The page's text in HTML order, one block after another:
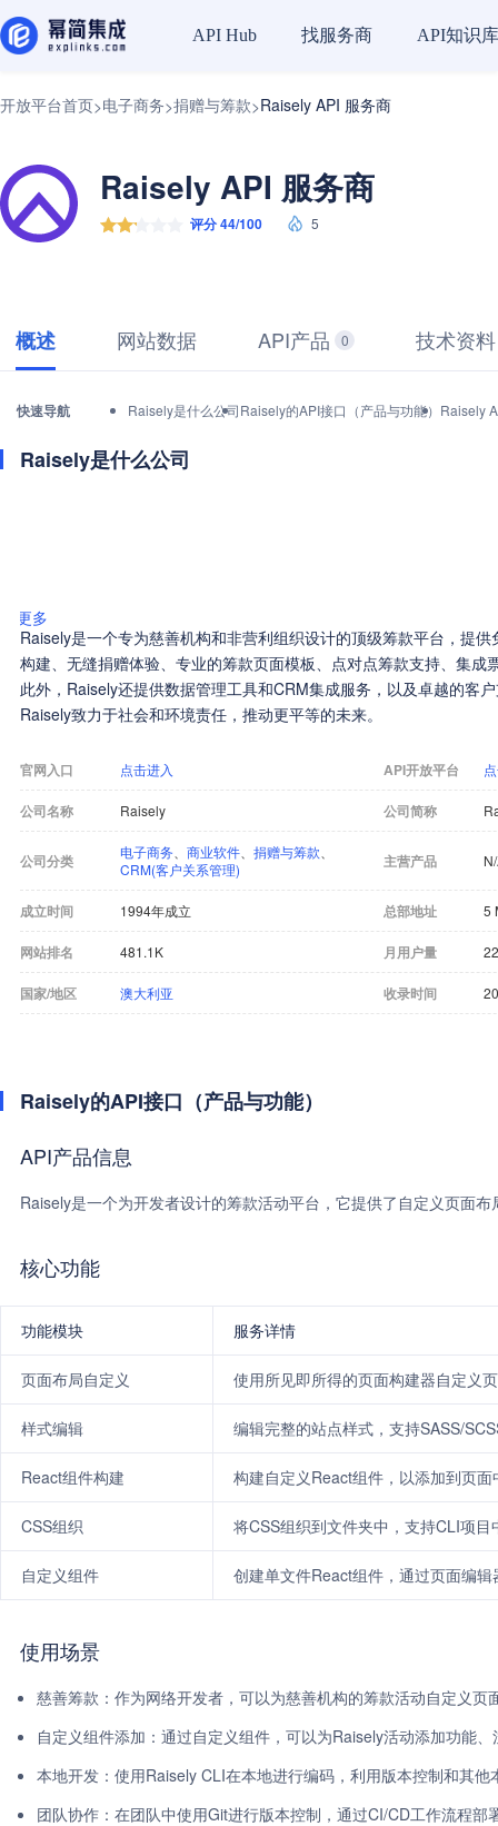
API Hub 找服务商 API知识库
开放平台首页>电子商务>捐赠与筹款>Raisely API 服务商
Raisely API 服务商
评分 44/100 5
概述 网站数据 API产品 0 技术资料
快速导航 Raisely是什么公司Raisely的API接口（产品与功能） Raisely
Raisely是什么公司
更多
Raisely是一个专为慈善机构和非营利组织设计的顶级筹款平台，提
构建、无缝捐赠体验、专业的筹款页面模板、点对点筹款支持、集成
此外，Raisely还提供数据管理工具和CRM集成服务，以及卓越的客
Raisely致力于社会和环境责任，推动更平等的未来。
官网入口 点击进入 API开放平台
公司名称 Raisely 公司简称
公司分类 电子商务 商业软件 捐赠与筹款
CRM(客户关系管理)
主营产品
成立时间 1994年成立 总部地址 5
网站排名 481.1K 月用户量
国家/地区 澳大利亚 收录时间
Raisely的API接口（产品与功能）
API产品信息
Raisely是一个为开发者设计的筹款活动平台，它提供了自定义页面
核心功能
功能模块 服务详情
页面布局自定义 使用所见即所得的页面构建器自定义
样式编辑 编辑完整的站点样式，支持SASS/
React组件构建 构建自定义React组件，以添加到页面
CSS组织 将CSS组织到文件夹中，支持CLI项
自定义组件 创建单文件React组件，通过页面编
使用场景
慈善筹款：作为网络开发者，可以为慈善机构的筹款活动自定义页
自定义组件添加：通过自定义组件，可以为Raisely活动添加功能
本地开发：使用Raisely CLI在本地进行编码，利用版本控制和其他
团队协作：在团队中使用Git进行版本控制，通过CI/CD工作流程部